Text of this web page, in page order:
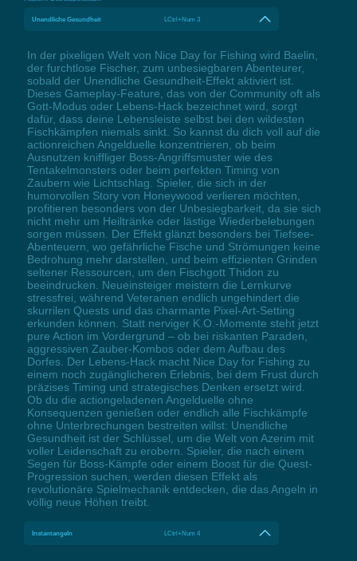
Unendliche Gesundheit LCtrl+Num 3
In der pixeligen Welt von Nice Day for Fishing wird Baelin,
der furchtlose Fischer, zum unbesiegbaren Abenteurer,
sobald der Unendliche Gesundheit-Effekt aktiviert ist.
Dieses Gameplay-Feature, das von der Community oft als
Gott-Modus oder Lebens-Hack bezeichnet wird, sorgt
dafür, dass deine Lebensleiste selbst bei den wildesten
Fischkämpfen niemals sinkt. So kannst du dich voll auf die
actionreichen Angelduelle konzentrieren, ob beim
Ausnutzen kniffliger Boss-Angriffsmuster wie des
Tentakelmonsters oder beim perfekten Timing von
Zaubern wie Lichtschlag. Spieler, die sich in der
humorvollen Story von Honeywood verlieren möchten,
profitieren besonders von der Unbesiegbarkeit, da sie sich
nicht mehr um Heiltränke oder lästige Wiederbelebungen
sorgen müssen. Der Effekt glänzt besonders bei Tiefsee-
Abenteuern, wo gefährliche Fische und Strömungen keine
Bedrohung mehr darstellen, und beim effizienten Grinden
seltener Ressourcen, um den Fischgott Thidon zu
beeindrucken. Neueinsteiger meistern die Lernkurve
stressfrei, während Veteranen endlich ungehindert die
skurrilen Quests und das charmante Pixel-Art-Setting
erkunden können. Statt nerviger K.O.-Momente steht jetzt
pure Action im Vordergrund – ob bei riskanten Paraden,
aggressiven Zauber-Kombos oder dem Aufbau des
Dorfes. Der Lebens-Hack macht Nice Day for Fishing zu
einem noch zugänglicheren Erlebnis, bei dem Frust durch
präzises Timing und strategisches Denken ersetzt wird.
Ob du die actiongeladenen Angelduelle ohne
Konsequenzen genießen oder endlich alle Fischkämpfe
ohne Unterbrechungen bestreiten willst: Unendliche
Gesundheit ist der Schlüssel, um die Welt von Azerim mit
voller Leidenschaft zu erobern. Spieler, die nach einem
Segen für Boss-Kämpfe oder einem Boost für die Quest-
Progression suchen, werden diesen Effekt als
revolutionäre Spielmechanik entdecken, die das Angeln in
völlig neue Höhen treibt.
Instantangeln LCtrl+Num 4